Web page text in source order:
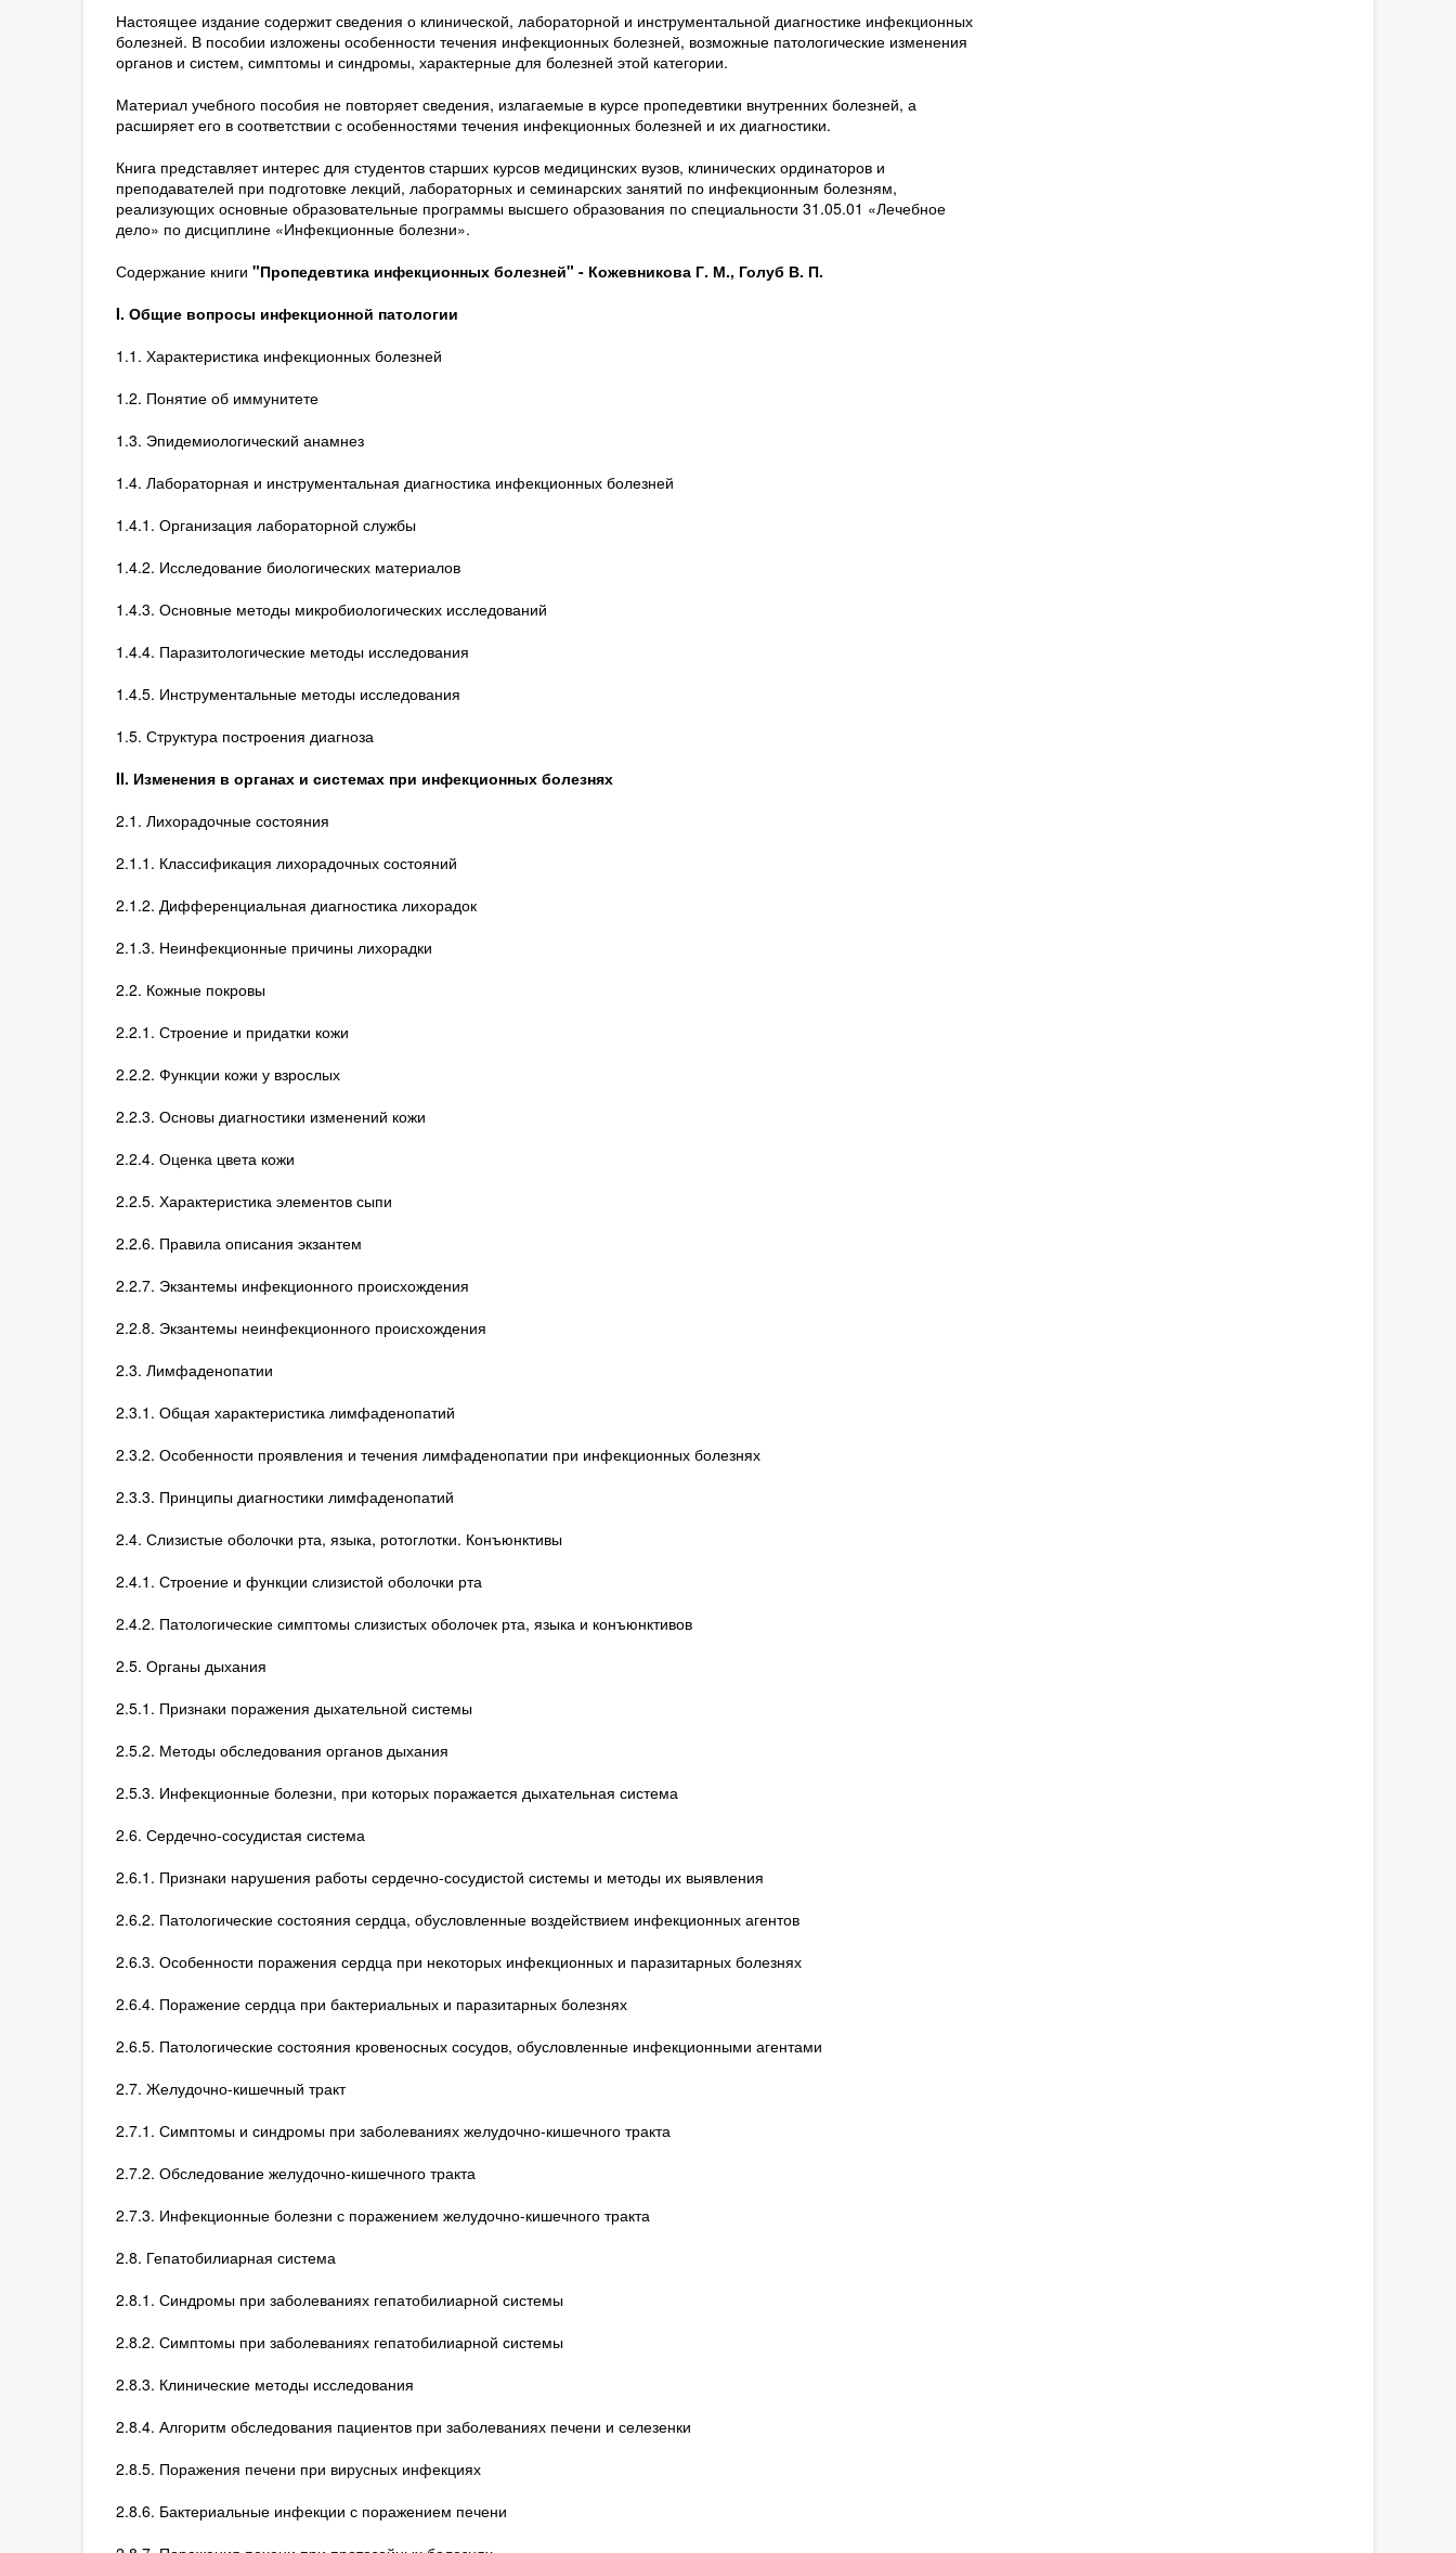
Настоящее издание содержит сведения о клинической, лабораторной и инструментальной диагностике инфекционных
болезней. В пособии изложены особенности течения инфекционных болезней, возможные патологические изменения
органов и систем, симптомы и синдромы, характерные для болезней этой категории.
Материал учебного пособия не повторяет сведения, излагаемые в курсе пропедевтики внутренних болезней, а
расширяет его в соответствии с особенностями течения инфекционных болезней и их диагностики.
Книга представляет интерес для студентов старших курсов медицинских вузов, клинических ординаторов и
преподавателей при подготовке лекций, лабораторных и семинарских занятий по инфекционным болезням,
реализующих основные образовательные программы высшего образования по специальности 31.05.01 «Лечебное
дело» по дисциплине «Инфекционные болезни».
Содержание книги "Пропедевтика инфекционных болезней" - Кожевникова Г. М., Голуб В. П.
I. Общие вопросы инфекционной патологии
1.1. Характеристика инфекционных болезней
1.2. Понятие об иммунитете
1.3. Эпидемиологический анамнез
1.4. Лабораторная и инструментальная диагностика инфекционных болезней
1.4.1. Организация лабораторной службы
1.4.2. Исследование биологических материалов
1.4.3. Основные методы микробиологических исследований
1.4.4. Паразитологические методы исследования
1.4.5. Инструментальные методы исследования
1.5. Структура построения диагноза
II. Изменения в органах и системах при инфекционных болезнях
2.1. Лихорадочные состояния
2.1.1. Классификация лихорадочных состояний
2.1.2. Дифференциальная диагностика лихорадок
2.1.3. Неинфекционные причины лихорадки
2.2. Кожные покровы
2.2.1. Строение и придатки кожи
2.2.2. Функции кожи у взрослых
2.2.3. Основы диагностики изменений кожи
2.2.4. Оценка цвета кожи
2.2.5. Характеристика элементов сыпи
2.2.6. Правила описания экзантем
2.2.7. Экзантемы инфекционного происхождения
2.2.8. Экзантемы неинфекционного происхождения
2.3. Лимфаденопатии
2.3.1. Общая характеристика лимфаденопатий
2.3.2. Особенности проявления и течения лимфаденопатии при инфекционных болезнях
2.3.3. Принципы диагностики лимфаденопатий
2.4. Слизистые оболочки рта, языка, ротоглотки. Конъюнктивы
2.4.1. Строение и функции слизистой оболочки рта
2.4.2. Патологические симптомы слизистых оболочек рта, языка и конъюнктивов
2.5. Органы дыхания
2.5.1. Признаки поражения дыхательной системы
2.5.2. Методы обследования органов дыхания
2.5.3. Инфекционные болезни, при которых поражается дыхательная система
2.6. Сердечно-сосудистая система
2.6.1. Признаки нарушения работы сердечно-сосудистой системы и методы их выявления
2.6.2. Патологические состояния сердца, обусловленные воздействием инфекционных агентов
2.6.3. Особенности поражения сердца при некоторых инфекционных и паразитарных болезнях
2.6.4. Поражение сердца при бактериальных и паразитарных болезнях
2.6.5. Патологические состояния кровеносных сосудов, обусловленные инфекционными агентами
2.7. Желудочно-кишечный тракт
2.7.1. Симптомы и синдромы при заболеваниях желудочно-кишечного тракта
2.7.2. Обследование желудочно-кишечного тракта
2.7.3. Инфекционные болезни с поражением желудочно-кишечного тракта
2.8. Гепатобилиарная система
2.8.1. Синдромы при заболеваниях гепатобилиарной системы
2.8.2. Симптомы при заболеваниях гепатобилиарной системы
2.8.3. Клинические методы исследования
2.8.4. Алгоритм обследования пациентов при заболеваниях печени и селезенки
2.8.5. Поражения печени при вирусных инфекциях
2.8.6. Бактериальные инфекции с поражением печени